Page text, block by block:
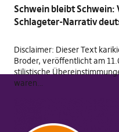
Schwein bleibt Schwein:
Schlageter-Narrativ
Disclaimer: Dieser Text
Broder, veröffentlicht am
stilistische
waren…